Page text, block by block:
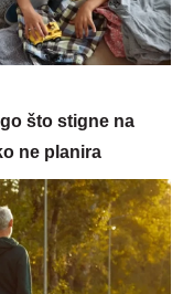
što stigne na
ne planira